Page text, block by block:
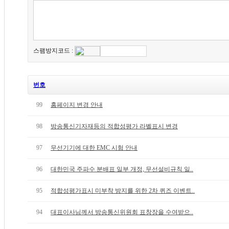
스팸방지코드 :
번호
99 홈페이지 변경 안내
98 방송통신기자재등의 적합성평가 라벨표시 변경
97 무선기기에 대한 EMC 시험 안내
96 대한민국 주파수 분배표 일부 개정, 무선설비규칙 일..
95 적합성평가표시 미부착 방지를 위한 2차 퀴즈 이벤트..
94 대표이사님께서 방송통신위원회 표창장을 수여받으..